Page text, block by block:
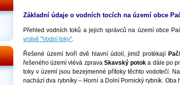
Základní údaje o vodních tocích na území obce
Přehled vodních toků a jejich správců na území obce
vrstvě "Vodní toky".
Řešené území tvoří dvě hlavní údolí, jimiž protékají
řešeného území vlévá zprava Skavský potok a dále po
toky v území jsou bezejmenné přítoky těchto vodotečí.
nachází dva rybníky – Horní a Dolní Pornický rybník.